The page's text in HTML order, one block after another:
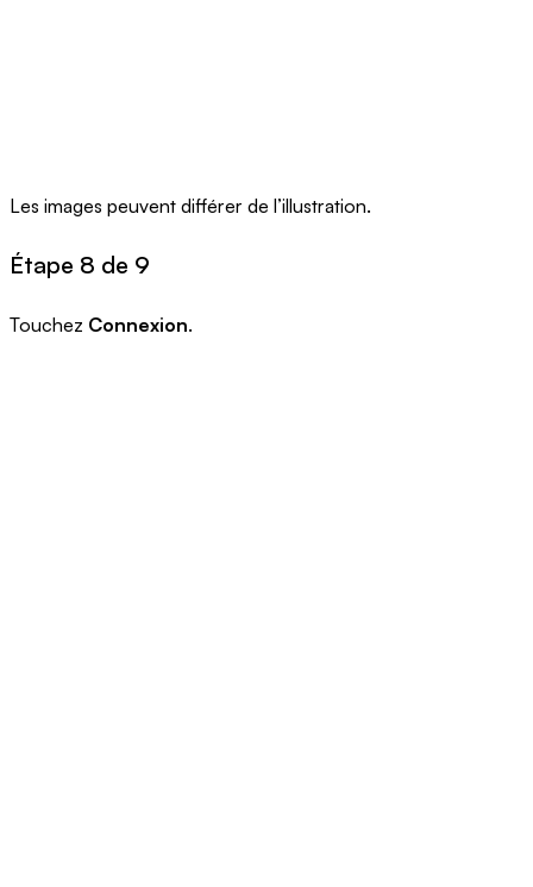
Les images peuvent différer de l’illustration.
Étape 8 de 9
Touchez Connexion.